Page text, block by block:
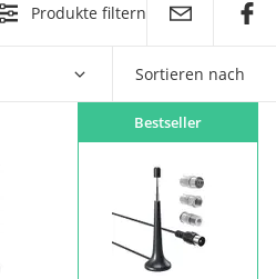
Produkte filtern
Sortieren nach
Bestseller